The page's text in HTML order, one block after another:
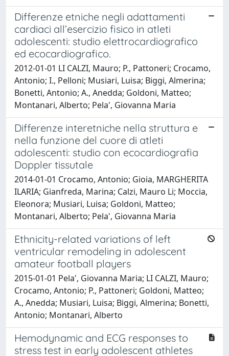
Differenze etniche negli adattamenti
cardiaci all’esercizio fisico in atleti
adolescenti: studio elettrocardiografico
ed ecocardiografico.
2012-01-01 LI CALZI, Mauro; P., Pattoneri; Crocamo,
Antonio; I., Pelloni; Musiari, Luisa; Biggi, Almerina;
Bonetti, Antonio; A., Anedda; Goldoni, Matteo;
Montanari, Alberto; Pela', Giovanna Maria
Differenze interetniche nella struttura e
nella funzione del cuore di atleti
adolescenti: studio con ecocardiografia
Doppler tissutale
2014-01-01 Crocamo, Antonio; Gioia, MARGHERITA
ILARIA; Gianfreda, Marina; Calzi, Mauro Li; Moccia,
Eleonora; Musiari, Luisa; Goldoni, Matteo;
Montanari, Alberto; Pela', Giovanna Maria
Ethnicity-related variations of left
ventricular remodeling in adolescent
amateur football players
2015-01-01 Pela', Giovanna Maria; LI CALZI, Mauro;
Crocamo, Antonio; P., Pattoneri; Goldoni, Matteo;
A., Anedda; Musiari, Luisa; Biggi, Almerina; Bonetti,
Antonio; Montanari, Alberto
Hemodynamic and ECG responses to
stress test in early adolescent athletes